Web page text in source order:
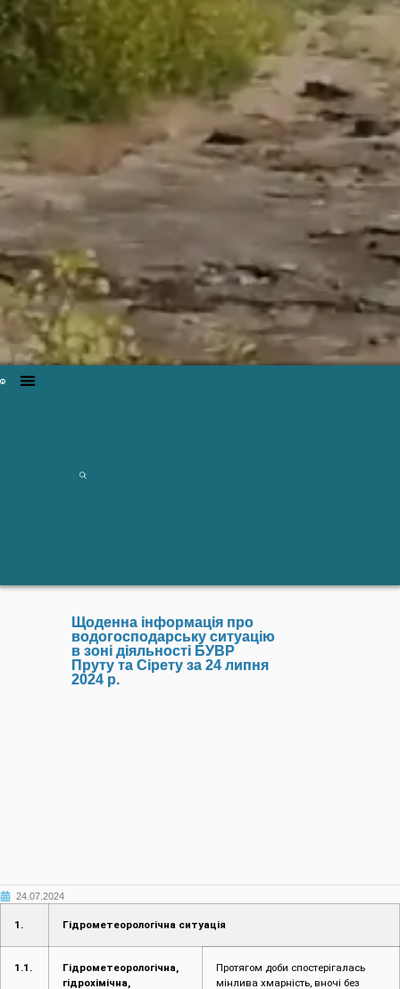
Щоденна інформація про
водогосподарську ситуацію
в зоні діяльності БУВР
Пруту та Сірету за 24 липня
2024 р.
24.07.2024
1. Гідрометеорологічна ситуація
1.1.
Гідрометеорологічна,
гідрохімічна,
Протягом доби спостерігалась
мінлива хмарність, вночі без